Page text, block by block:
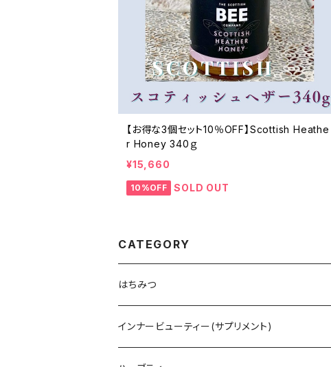
【お得な3個セット10％OFF】Scottish Heathe
r Honey 340ｇ
¥15,660
10%OFF SOLD OUT
CATEGORY
はちみつ
オーストラリア
インナービューティー(サプリメント)